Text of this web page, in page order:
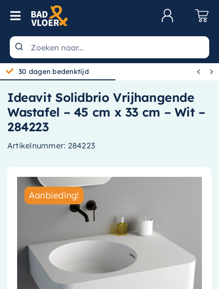
Skip to content
Toggle Navigation
Wastafels
Toiletten
Spiegels
Kranen
Douche
Baden
Radiatoren
Installatiemateriaal
Klimaatbeheersing
PVC
30 dagen bedenktijd  
Ideavit Solidbrio Vrijhangende
Wastafel – 45 cm x 33 cm – Wit –
284223
Artikelnummer: 284223
Aanbieding!